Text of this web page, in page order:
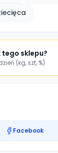
tego sklepu?
(kg, szt, %)
Facebook